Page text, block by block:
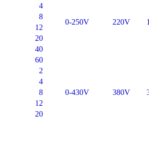
0-
180x200x170
197x210x180
205x230x205
245x300x255
235x310x440
235x310x640
0-
130x160x340
175x235x435
197x260x440
205x260x480
235x310x640